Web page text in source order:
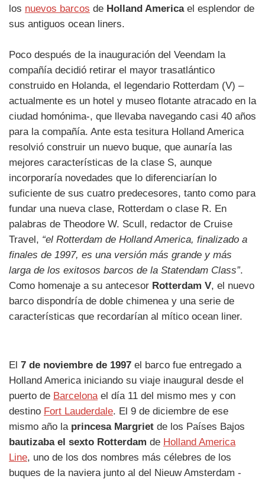
los nuevos barcos de Holland Americael esplendor de
sus antiguos ocean liners.
Poco después de la inauguración del Veendam la
compañía decidió retirar el mayor trasatlántico
construido en Holanda, el legendario Rotterdam (V) –
actualmente es un hotel y museo flotante atracado en la
ciudad homónima-, que llevaba navegando casi 40 años
para la compañía. Ante esta tesitura Holland America
resolvió construir un nuevo buque, que aunaría las
mejores características de la clase S, aunque
incorporaría novedades que lo diferenciarían lo
suficiente de sus cuatro predecesores, tanto como para
fundar una nueva clase, Rotterdam o clase R. En
palabras de Theodore W. Scull, redactor de Cruise
Travel, “el Rotterdam de Holland America, finalizado a
finales de 1997, es una versión más grande y más
larga de los exitosos barcos de la Statendam Class”.
Como homenaje a su antecesor Rotterdam V, el nuevo
barco dispondría de doble chimenea y una serie de
características que recordarían al mítico ocean liner.
El 7 de noviembre de 1997 el barco fue entregado a
Holland America iniciando su viaje inaugural desde el
puerto de Barcelona el día 11 del mismo mes y con
destino Fort Lauderdale. El 9 de diciembre de ese
mismo año la princesa Margriet de los Países Bajos
bautizaba el sexto Rotterdam de Holland America
Line, uno de los dos nombres más célebres de los
buques de la naviera junto al del Nieuw Amsterdam -